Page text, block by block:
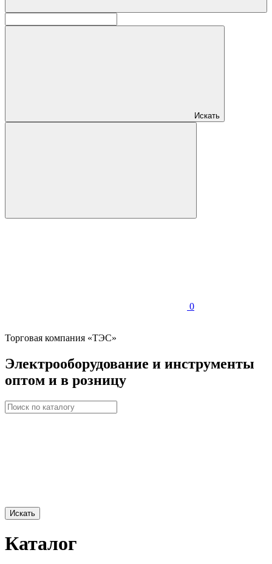
Искать
0
Торговая компания «ТЭС»
Электрооборудование и инструменты
оптом и в розницу
Искать
Каталог